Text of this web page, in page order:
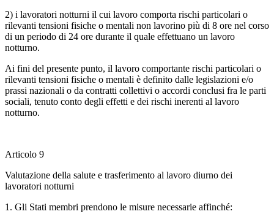
2) i lavoratori notturni il cui lavoro comporta rischi particolari o
rilevanti tensioni fisiche o mentali non lavorino più di 8 ore nel corso
di un periodo di 24 ore durante il quale effettuano un lavoro
notturno.
Ai fini del presente punto, il lavoro comportante rischi particolari o
rilevanti tensioni fisiche o mentali è definito dalle legislazioni e/o
prassi nazionali o da contratti collettivi o accordi conclusi fra le parti
sociali, tenuto conto degli effetti e dei rischi inerenti al lavoro
notturno.
Articolo 9
Valutazione della salute e trasferimento al lavoro diurno dei
lavoratori notturni
1. Gli Stati membri prendono le misure necessarie affinché: